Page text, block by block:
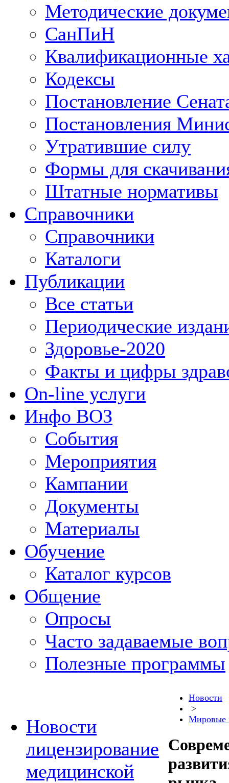
Методические
СанПиН
Квалификационные
Кодексы
Постановление
Постановления
Утратившие силу
Формы для
Штатные нормативы
Справочники
Справочники
Каталоги
Публикации
Все статьи
Периодические
Здоровье-2020
Факты и цифры
On-line услуги
Инфо ВОЗ
События
Мероприятия
Кампании
Документы
Материалы
Обучение
Каталог курсов
Общение
Опросы
Часто задаваемые
Полезные программы
Новости
лицензирование
медицинской
Новости
>
Мировые